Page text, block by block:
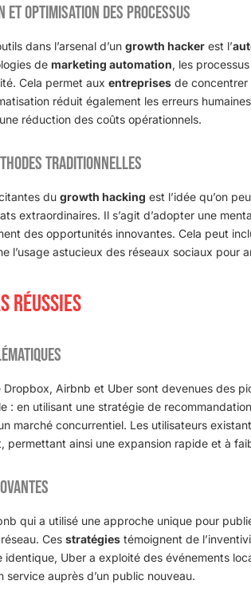
et Optimisation des Processus
dans l’arsenal d’un growth hacker est l’
de marketing automation, les
Cela permet aux entreprises de concentrer
réduit également les erreurs
réduction des coûts opérationnels.
Traditionnelles
du growth hacking est l’idée qu’on
extraordinaires. Il s’agit d’adopter une
des opportunités innovantes. Cela peut
l’usage astucieux des réseaux sociaux pour
RÉUSSIES
Dropbox, Airbnb et Uber sont devenues des
: en utilisant une stratégie de
marché concurrentiel. Les utilisateurs
permettant ainsi une expansion rapide et à
qui a utilisé une approche unique pour
Ces stratégies témoignent de
identique, Uber a exploité des événements
service auprès d’un public nouveau.